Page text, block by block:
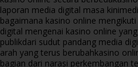
laporan media digital masa kini
bagaimana kasino online
digital mengenai kasino online
publikdari sudut pandang media
arah yang terus berubahkasino
bagian dari narasi perkembangan